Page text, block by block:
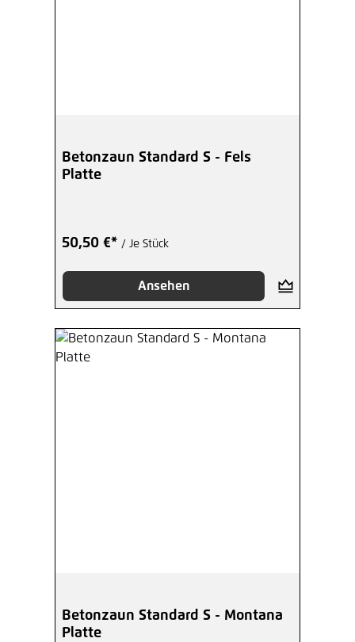
Betonzaun Standard S - Fels
Platte
50,50 €* / Je Stück
Ansehen
Betonzaun Standard S - Montana
Platte